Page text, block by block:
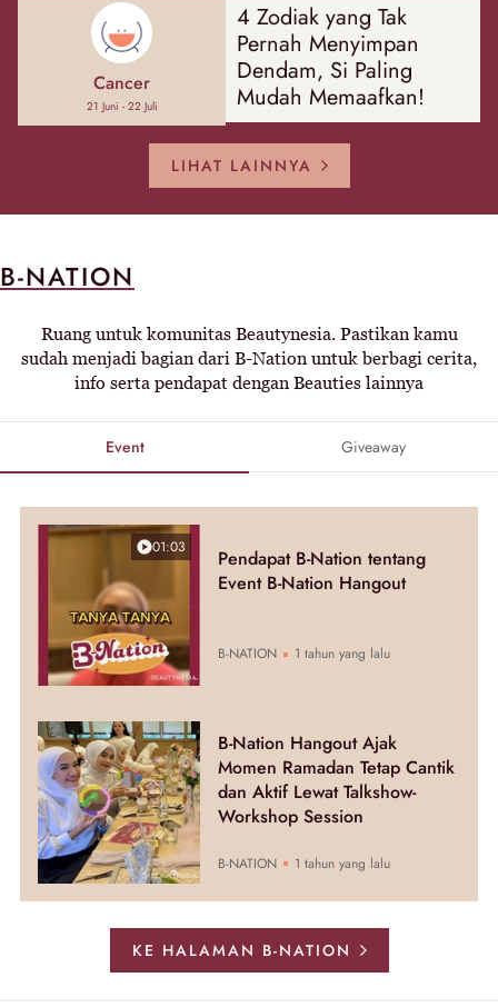
Cancer
21 Juni - 22 Juli
4 Zodiak yang Tak
Pernah Menyimpan
Dendam, Si Paling
Mudah Memaafkan!
LIHAT LAINNYA
B-NATION
Ruang untuk komunitas Beautynesia. Pastikan kamu
sudah menjadi bagian dari B-Nation untuk berbagi cerita,
info serta pendapat dengan Beauties lainnya
Event Giveaway
01:03
Pendapat B-Nation tentang
Event B-Nation Hangout
B-NATION 1 tahun yang lalu
B-Nation Hangout Ajak
Momen Ramadan Tetap Cantik
dan Aktif Lewat Talkshow-
Workshop Session
B-NATION 1 tahun yang lalu
KE HALAMAN B-NATION